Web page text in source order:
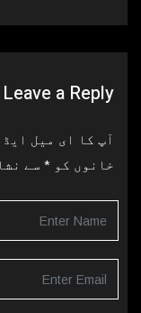
Leave a Reply
آپ کا ای میل
خانوں کو * سے